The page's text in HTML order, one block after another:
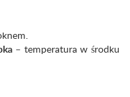
– temperatura w środku